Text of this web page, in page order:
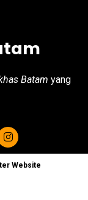
Batam yang
Website